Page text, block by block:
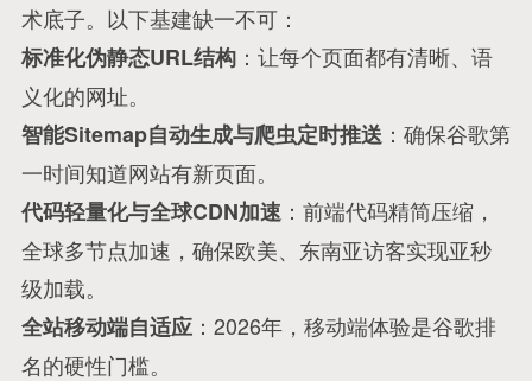
术底子。以下基建缺一不可：
标准化伪静态URL结构：让每个页面都有清晰、语
义化的网址。
智能Sitemap自动生成与爬虫定时推送 ：确保谷歌第
一时间知道网站有新页面。
代码轻量化与全球CDN加速 ：前端代码精简压缩，
全球多节点加速，确保欧美、东南亚访客实现亚秒
级加载。
全站移动端自适应：2026年，移动端体验是谷歌排
名的硬性门槛。